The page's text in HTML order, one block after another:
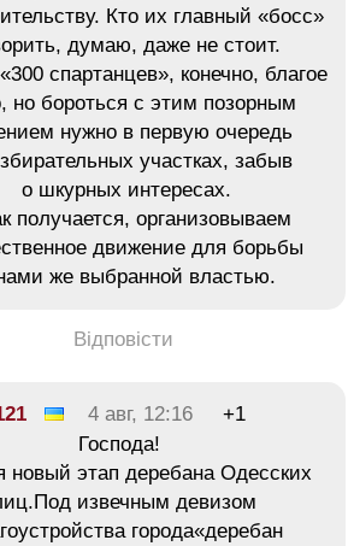
Кто их главный «босс»
думаю, даже не стоит.
спартанцев», конечно, благое
но бороться с этим позорным
нужно в первую очередь
участках, забыв
о шкурных интересах.
получается, организовываем
движение для борьбы
же выбранной властью.
Відповісти
4 авг, 12:16
+1
Господа!
новый этап деребана Одесских
извечным девизом
города«деребан